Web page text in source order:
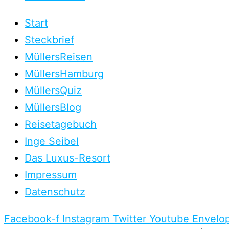
Start
Steckbrief
MüllersReisen
MüllersHamburg
MüllersQuiz
MüllersBlog
Reisetagebuch
Inge Seibel
Das Luxus-Resort
Impressum
Datenschutz
Facebook-f Instagram Twitter Youtube